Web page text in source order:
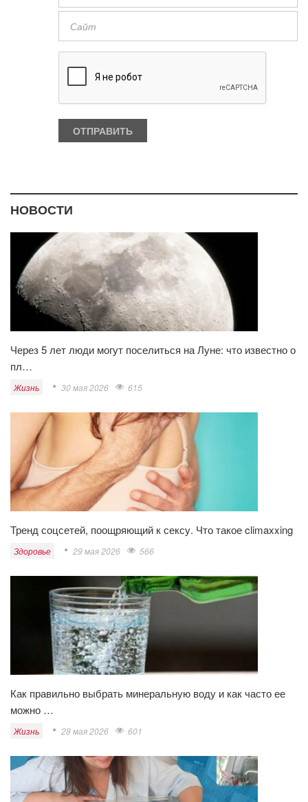
НОВОСТИ
Через 5 лет люди могут поселиться на Луне: что известно о
пл…
Жизнь 30 мая 2026 615
Тренд соцсетей, поощряющий к сексу. Что такое climaxxing
Здоровье 29 мая 2026 566
Как правильно выбрать минеральную воду и как часто ее
можно …
Жизнь 28 мая 2026 601